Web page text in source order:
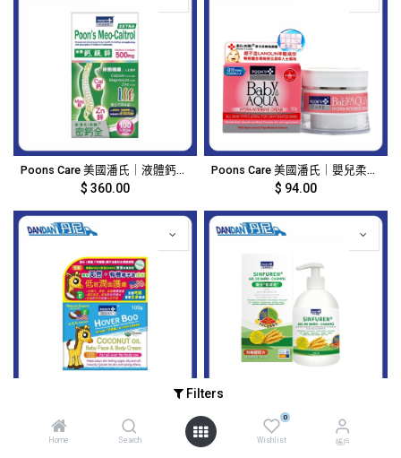
Filters
Home Search
0
Wishlist 帳戶
Poons Care 美國潘氏｜液體鈣鎂鋅 1500mg 密鈣全｜100粒｜4449
$ 360.00
Poons Care 美國潘氏｜嬰兒柔嫩保濕霜｜50g｜957
$ 94.00
106.00 $214.00